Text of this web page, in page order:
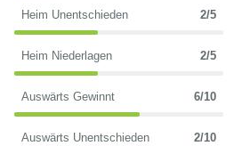
Heim Unentschieden 2/5
Heim Niederlagen 2/5
Auswärts Gewinnt 6/10
Auswärts Unentschieden 2/10